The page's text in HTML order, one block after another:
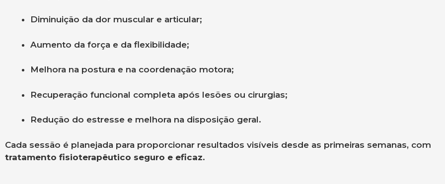
Diminuição da dor muscular e articular;
Aumento da força e da flexibilidade;
Melhora na postura e na coordenação motora;
Recuperação funcional completa após lesões ou cirurgias;
Redução do estresse e melhora na disposição geral.
Cada sessão é planejada para proporcionar resultados visíveis desde as primeiras semanas, com
tratamento fisioterapêutico seguro e eficaz.